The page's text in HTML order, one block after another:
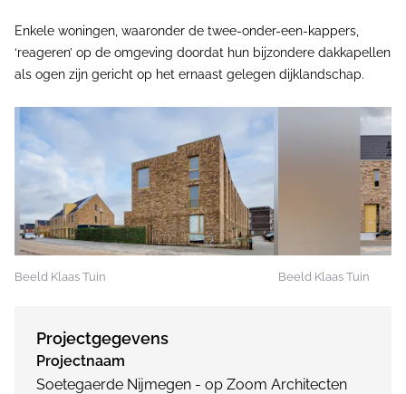
Enkele woningen, waaronder de twee-onder-een-kappers,
‘reageren’ op de omgeving doordat hun bijzondere dakkapellen
als ogen zijn gericht op het ernaast gelegen dijklandschap.
Beeld Klaas Tuin Beeld Klaas Tuin
Projectgegevens
Projectnaam
Soetegaerde Nijmegen - op Zoom Architecten